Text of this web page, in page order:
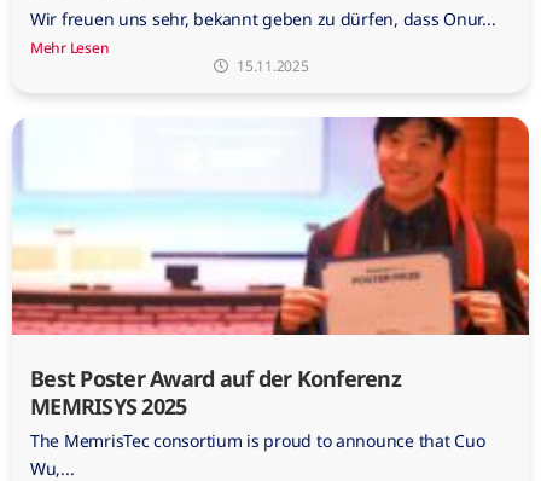
Wir freuen uns sehr, bekannt geben zu dürfen, dass Onur...
Mehr Lesen
15.11.2025
Best Poster Award auf der Konferenz
MEMRISYS 2025
The MemrisTec consortium is proud to announce that Cuo
Wu,...